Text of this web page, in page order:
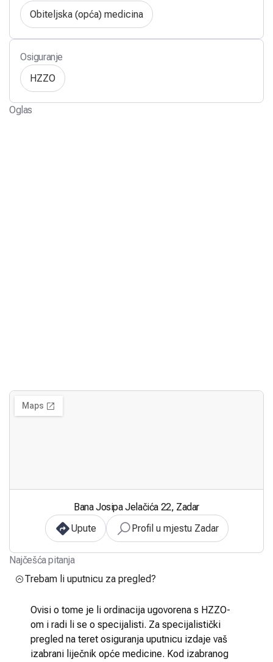
Obiteljska (opća) medicina
Osiguranje
HZZO
Oglas
Bana Josipa Jelačića 22, Zadar
Upute
Profil u mjestu Zadar
Najčešća pitanja
Trebam li uputnicu za pregled?
Ovisi o tome je li ordinacija ugovorena s HZZO-
om i radi li se o specijalisti. Za specijalistički
pregled na teret osiguranja uputnicu izdaje vaš
izabrani liječnik opće medicine. Kod izabranog